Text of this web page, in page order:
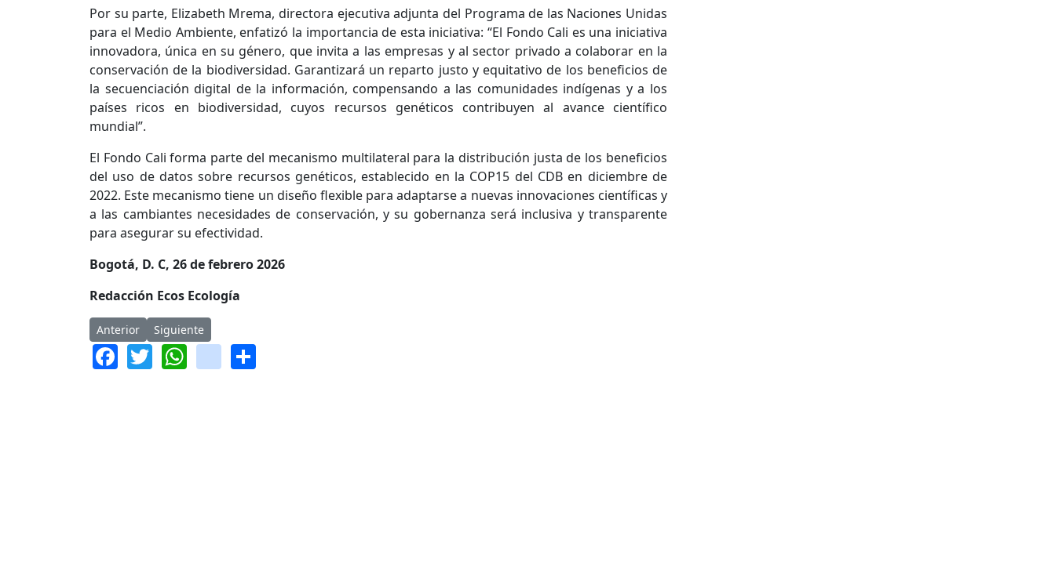
Por su parte, Elizabeth Mrema, directora ejecutiva adjunta del Programa de las Naciones Unidas
para el Medio Ambiente, enfatizó la importancia de esta iniciativa: “El Fondo Cali es una iniciativa
innovadora, única en su género, que invita a las empresas y al sector privado a colaborar en la
conservación de la biodiversidad. Garantizará un reparto justo y equitativo de los beneficios de
la secuenciación digital de la información, compensando a las comunidades indígenas y a los
países ricos en biodiversidad, cuyos recursos genéticos contribuyen al avance científico
mundial”.
El Fondo Cali forma parte del mecanismo multilateral para la distribución justa de los beneficios
del uso de datos sobre recursos genéticos, establecido en la COP15 del CDB en diciembre de
2022. Este mecanismo tiene un diseño flexible para adaptarse a nuevas innovaciones científicas y
a las cambiantes necesidades de conservación, y su gobernanza será inclusiva y transparente
para asegurar su efectividad.
Bogotá, D. C, 26 de febrero 2026
Redacción Ecos Ecología
Artículo anterior: Innovación colombiana ganadora para salvar páramos
Anterior Artículo siguiente: Indígenas de la Amazonía recibirán $28.000 millones
Siguiente
Facebook
Twitter
WhatsApp
instagram